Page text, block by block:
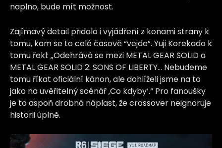
naplno, bude mít možnost.
Zajímavý detail přidalo i vyjádření z konami strany k
tomu, kam se to celé časově “vejde”. Yuji Korekado k
tomu řekl: „Odehrává se mezi METAL GEAR SOLID a
METAL GEAR SOLID 2: SONS OF LIBERTY… Nebudeme
tomu říkat oficiální kánon, ale dohlíželi jsme na to
jako na uvěřitelný scénář ‚Co kdyby‘.“ Pro fanoušky
je to aspoň drobná náplast, že crossover neignoruje
historii úplně.